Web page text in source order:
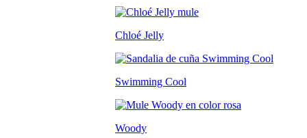
Chloé Jelly
Swimming Cool
Woody